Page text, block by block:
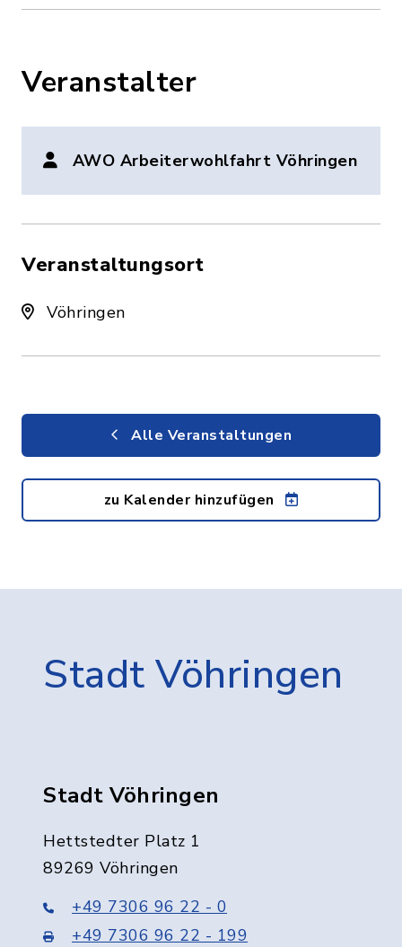
Veranstalter
AWO Arbeiterwohlfahrt Vöhringen
Veranstaltungsort
Vöhringen
Alle Veranstaltungen
zu Kalender hinzufügen
Stadt Vöhringen
Stadt Vöhringen
Hettstedter Platz 1
89269 Vöhringen
+49 7306 96 22 - 0
+49 7306 96 22 - 199